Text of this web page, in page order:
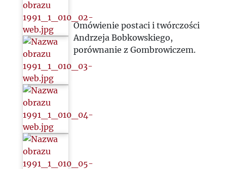
Omówienie postaci i twórczości
Andrzeja Bobkowskiego,
porównanie z Gombrowiczem.